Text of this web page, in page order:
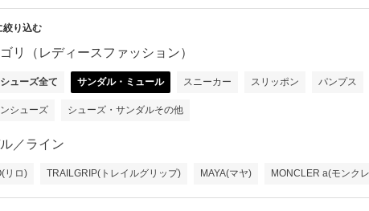
絞り込む
リ（レディースファッション）
ューズ全て サンダル・ミュール スニーカー スリッポン パンプス
シューズ シューズ・サンダルその他
／ライン
リロ) TRAILGRIP(トレイルグリップ) MAYA(マヤ) MONCLER a(モンク